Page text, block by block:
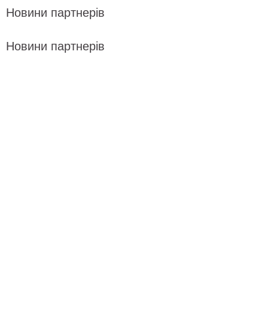
Новини партнерів
Новини партнерів